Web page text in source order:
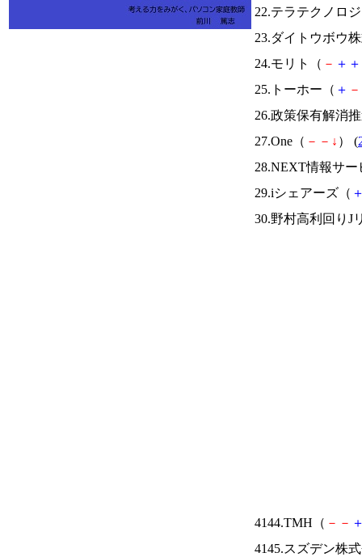
22.テラテクノロ
23.ダイトウボウ
24.モリト（ － ＋ ＋
25.トーホー（ ＋ －
26.政策保有解消
27.One（ － － ↓ ） (
28.NEXT情報サー
29.iシェアーズ（
30.野村高利回りJ
4144.TMH（ － －
4145.スズデン株